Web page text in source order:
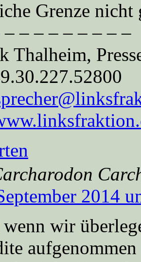
Grenze nicht
– – – – – – – –
Thalheim,
2014
wir